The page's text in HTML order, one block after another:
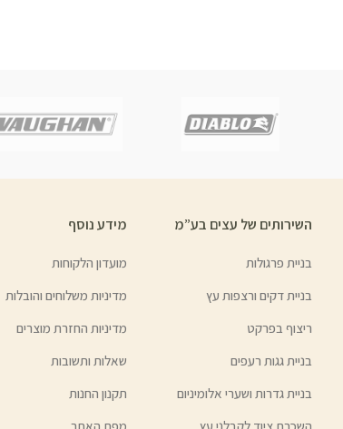
השירותים של עצים בע”מ
בניית פרגולות
בניית דקים ורצפות עץ
ריצוף בפרקט
בניית גגות רעפים
בניית גדרות ושערי אלומיניום
מידע נוסף
מועדון הלקוחות
מדיניות משלוחים והובלות
מדיניות החזרת מוצרים
שאלות ותשובות
תקנון החנות